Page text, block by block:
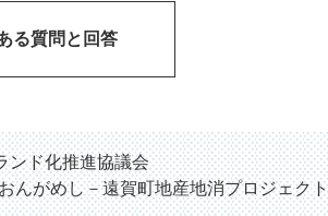
る質問と回答
ンド化推進協議会
んがめし－遠賀町地産地消プロジェク